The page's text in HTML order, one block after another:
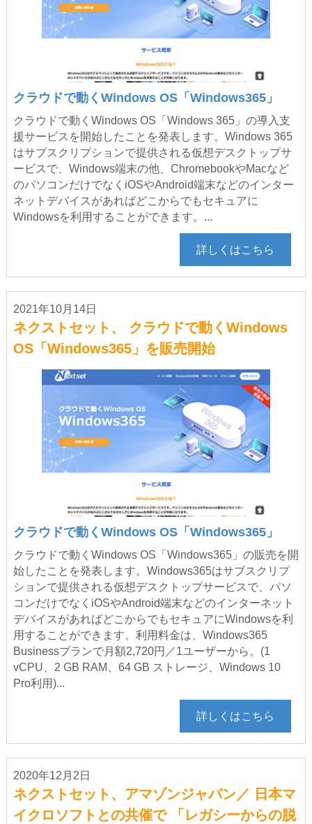
クラウドで動くWindows OS「Windows365」
クラウドで動くWindows OS「Windows 365」の導入支
援サービスを開始したことを発表します。Windows 365
はサブスクリプションで提供される仮想デスクトップサ
ービスで、Windows端末の他、ChromebookやMacなど
のパソコンだけでなくiOSやAndroid端末などのインター
ネットデバイスがあればどこからでもセキュアに
Windowsを利用することができます。...
詳しくはこちら
2021年10月14日
ネクストセット、 クラウドで動くWindows
OS「Windows365」を販売開始
クラウドで動くWindows OS「Windows365」
クラウドで動くWindows OS「Windows365」の販売を開
始したことを発表します。Windows365はサブスクリプ
ションで提供される仮想デスクトップサービスで、パソ
コンだけでなくiOSやAndroid端末などのインターネット
デバイスがあればどこからでもセキュアにWindowsを利
用することができます。利用料金は、Windows365
Businessプランで月額2,720円／1ユーザーから。(1
vCPU、2 GB RAM、64 GB ストレージ、Windows 10
Pro利用)...
詳しくはこちら
2020年12月2日
ネクストセット、アマゾンジャパン／ 日本マ
イクロソフトとの共催で 「レガシーからの脱